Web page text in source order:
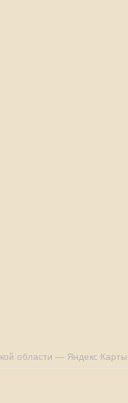
области — Яндекс Карты